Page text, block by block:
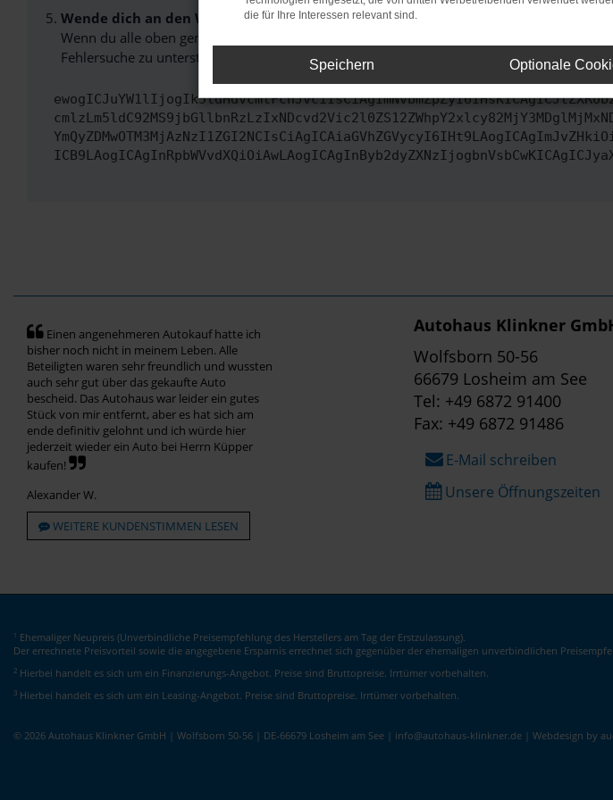
Wende dich an den Webseitenbetreiber.
Wenn du alle oben genannten Schritte versucht hast, kontaktiere uns bitte. Wir werden
Fehlersuche zu unterstützen:
Einen angenehmeren Autokauf hatte ich
bisher noch nicht in meinem Leben. Alle
Beteiligten waren sehr freundlich und wussten
auch sehr gut über das gekaufte Auto
bescheid. Das Autohaus war leider ein gutes
Stück von mir entfernt, aber es hat sich am
ende definitiv gelohnt und ich würde hier
jederzeit wieder ein Auto bei Herrn Küpper
kaufen!
Alexander W.
WEITERE KUNDENSTIMMEN LESEN
Autohaus Klinkner
Wolfsborn 50-56
66679 Losheim am See
Tel: +49 6872 91400
Fax: +49 6872 91486
E-Mail schreiben
Unsere Öffnungszeiten
1 Ehemaliger Neupreis (Unverbindliche Preisempfehlung des Herstellers am Tag der Erstzulassung).
Der errechnete Preisvorteil sowie die angegebene Ersparnis errechnet sich gegenüber der ehemaligen unverbindlichen
2 Hierbei handelt es sich um ein Finanzierungs-Angebot. Preise sind Bruttopreise. Irrtümer vorbehalten.
3 Hierbei handelt es sich um ein Leasing-Angebot. Preise sind Bruttopreise. Irrtümer vorbehalten.
© 2026 Autohaus Klinkner GmbH | Wolfsborn 50-56 | DE-66679 Losheim am See | info@autohaus-klinkner.de | Webdesign by
die für Ihre Interessen relevant sind.
Speichern Optionale